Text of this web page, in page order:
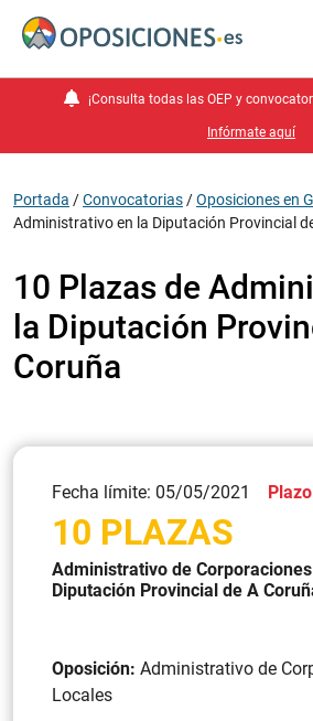
¡Consulta todas las OEP y
Infórmate aquí
Portada /Convocatorias /Oposiciones en
Administrativo en la Diputación Provincial
10 Plazas de
la Diputación
Coruña
Fecha límite: 05/05/2021
10 PLAZAS
Administrativo de
Diputación Provincial de A
Oposición: Administrativo de
Locales